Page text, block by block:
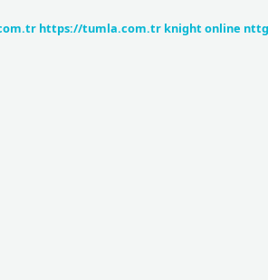
https://tumla.com.tr knight online